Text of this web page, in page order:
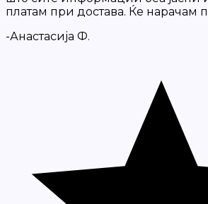
платам при достава. Ќе нарачам
-Анастасија Ф.